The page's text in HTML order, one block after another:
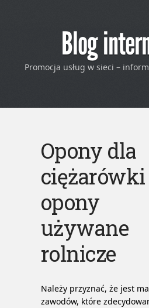
Blog
Promocja usług w sieci –
Opony dla
opony
używane
rolnicze
Należy przyznać, że jest
zawodów, które